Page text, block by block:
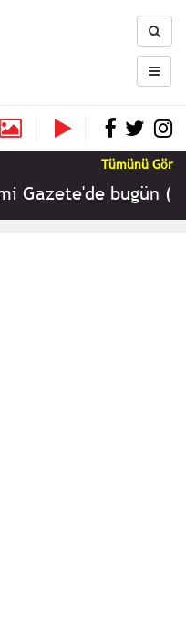
Tümünü Gör
Gazete'de bugün (10